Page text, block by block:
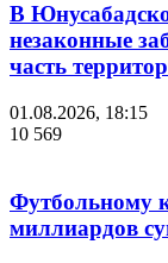
В
незаконные
часть
01.08.2026, 18:15
10 569
Футбольному
миллиардов